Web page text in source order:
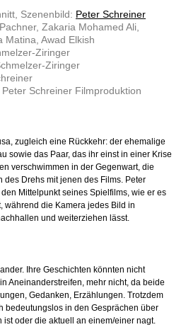
Szenenbild: Peter Schreiner
Zakaria Mohamed Ali,
Matina, Awad Elkish
Ziringer
Ziringer
Schreiner Filmproduktion
zugleich eine Rückkehr: der ehemalige
sowie das Paar, das ihr einst in einer Krise
verschwimmen in der Gegenwart, die
des Drehs mit jenen des Films. Peter
Mittelpunkt seines Spielfilms, wie er es
während die Kamera jedes Bild in
und weiterziehen lässt.
Ihre Geschichten könnten nicht
Aneinanderstreifen, mehr nicht, da beide
Gedanken, Erzählungen. Trotzdem
bedeutungslos in den Gesprächen über
ist oder die aktuell an einem/einer nagt.